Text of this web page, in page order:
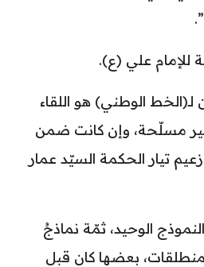
للإمام علي (ع).
لـ(الخط الوطني) هو اللقاء
غير مسلّحة، وإن كانت ضمن
تيار الحكمة السيّد عمار
الوحيد، ثمّة نماذجُ
بعضها كان قبل